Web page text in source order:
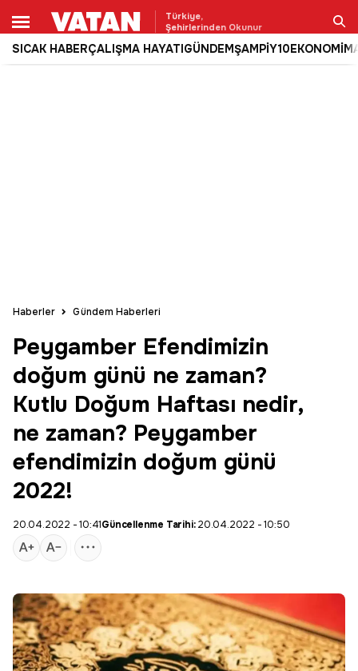
Türkiye,
Şehirlerinden Okunur
SICAK HABERÇALIŞMA HAYATIGÜNDEMŞAMPİY10EKONOMİ
Ara
Haberler Gündem Haberleri
Peygamber Efendimizin
doğum günü ne zaman?
Kutlu Doğum Haftası nedir,
ne zaman? Peygamber
efendimizin doğum günü
2022!
20.04.2022 - 10:41Güncellenme Tarihi:20.04.2022 - 10:50